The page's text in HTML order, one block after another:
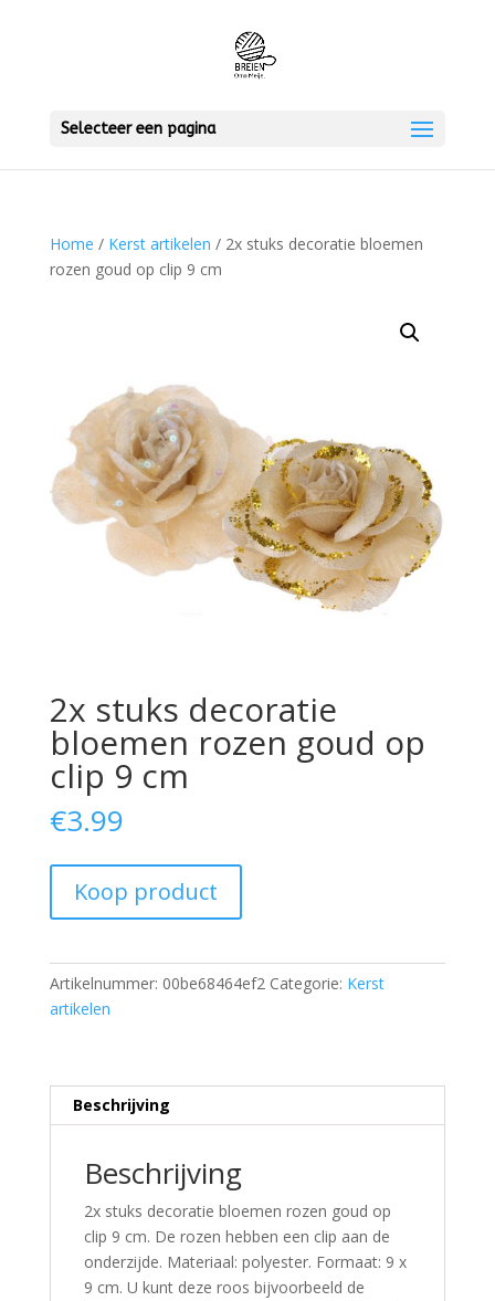
Selecteer een pagina
Home / Kerst artikelen / 2x stuks decoratie bloemen
rozen goud op clip 9 cm
2x stuks decoratie
bloemen rozen goud op
clip 9 cm
€3.99
Koop product
Artikelnummer: 00be68464ef2 Categorie: Kerst
artikelen
Beschrijving
Beschrijving
2x stuks decoratie bloemen rozen goud op
clip 9 cm. De rozen hebben een clip aan de
onderzijde. Materiaal: polyester. Formaat: 9 x
9 cm. U kunt deze roos bijvoorbeeld de